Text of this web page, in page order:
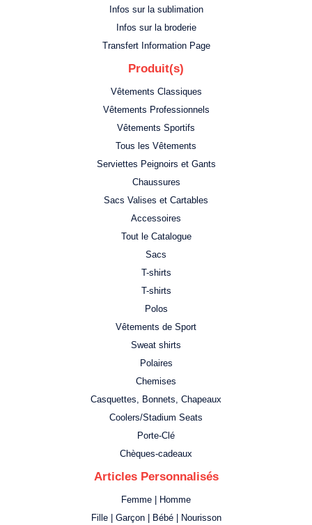
Infos sur la sublimation
Infos sur la broderie
Transfert Information Page
Produit(s)
Vêtements Classiques
Vêtements Professionnels
Vêtements Sportifs
Tous les Vêtements
Serviettes Peignoirs et Gants
Chaussures
Sacs Valises et Cartables
Accessoires
Tout le Catalogue
Sacs
T-shirts
T-shirts
Polos
Vêtements de Sport
Sweat shirts
Polaires
Chemises
Casquettes, Bonnets, Chapeaux
Coolers/Stadium Seats
Porte-Clé
Chèques-cadeaux
Articles Personnalisés
Femme | Homme
Fille | Garçon | Bébé | Nourisson